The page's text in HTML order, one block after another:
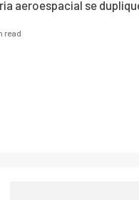
aeroespacial se
read